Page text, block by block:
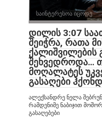
საინტერესოა იცოდე
დილის 3:07
შეიჭრა, რათა
ქალიშვილების
შეხვედროდა…
მოღალატეს
გასაღები
ალექსანდრე ნელა
რამდენიმე ნაბიჯით
გასაღებები